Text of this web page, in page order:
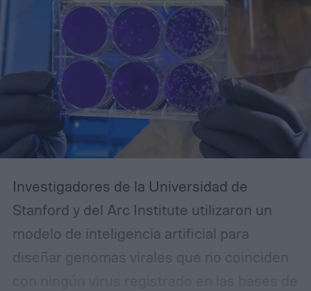
Investigadores de la Universidad de
Stanford y del Arc Institute utilizaron un
modelo de inteligencia artificial para
diseñar genomas virales que no coinciden